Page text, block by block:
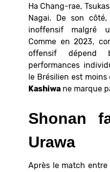
Ha Chang-rae,
Nagai. De son côté,
inoffensif malgré
Comme en 2023,
offensif dépend
performances
le Brésilien est
Kashiwa ne marque
Shonan
Urawa
Après le match entre